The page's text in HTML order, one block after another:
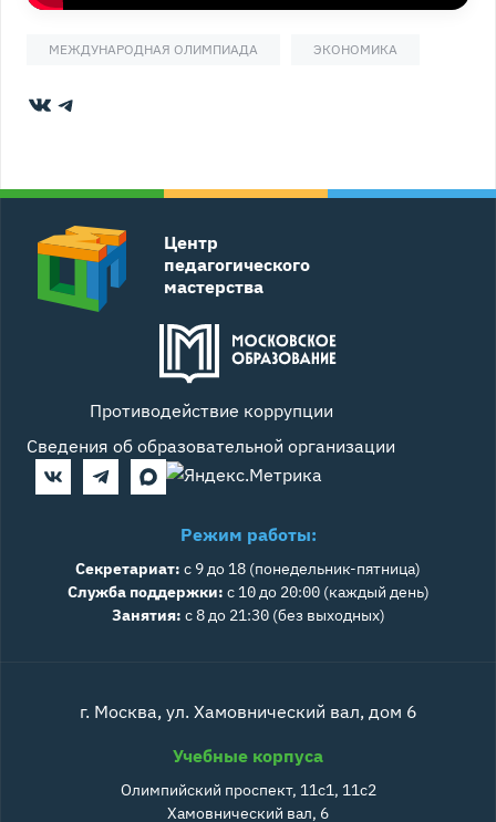
МЕЖДУНАРОДНАЯ ОЛИМПИАДА ЭКОНОМИКА
ВКонтакте
Telegram
Центр
педагогического
мастерства
Противодействие коррупции
Сведения об образовательной организации
Режим работы:
Секретариат: с 9 до 18 (понедельник-пятница)
Служба поддержки: с 10 до 20:00 (каждый день)
Занятия: с 8 до 21:30 (без выходных)
г. Москва, ул. Хамовнический вал, дом 6
Учебные корпуса
Олимпийский проспект, 11с1, 11с2
Хамовнический вал, 6